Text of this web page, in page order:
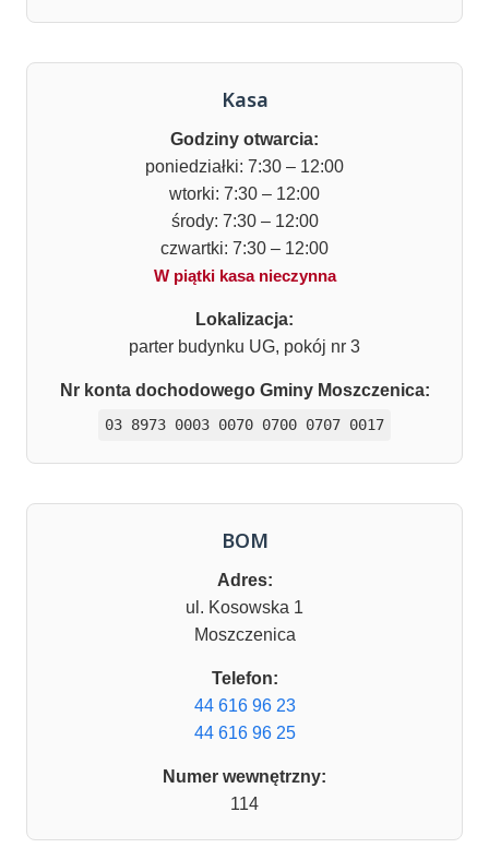
Kasa
Godziny otwarcia:
poniedziałki: 7:30 – 12:00
wtorki: 7:30 – 12:00
środy: 7:30 – 12:00
czwartki: 7:30 – 12:00
W piątki kasa nieczynna
Lokalizacja:
parter budynku UG, pokój nr 3
Nr konta dochodowego Gminy Moszczenica:
03 8973 0003 0070 0700 0707 0017
BOM
Adres:
ul. Kosowska 1
Moszczenica
Telefon:
44 616 96 23
44 616 96 25
Numer wewnętrzny:
114